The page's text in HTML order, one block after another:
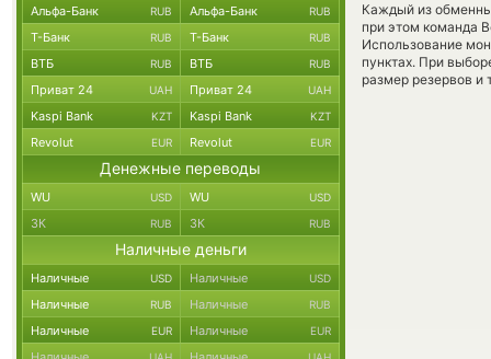
Каждый из
при этом команда
Использование
пунктах. При
размер резервов и
Альфа-Банк RUB Альфа-Банк RUB
Т-Банк RUB Т-Банк RUB
ВТБ RUB ВТБ RUB
Приват 24 UAH Приват 24 UAH
Kaspi Bank KZT Kaspi Bank KZT
Revolut EUR Revolut EUR
Денежные переводы
WU USD WU USD
ЗК RUB ЗК RUB
Наличные деньги
Наличные USD Наличные USD
Наличные RUB Наличные RUB
Наличные EUR Наличные EUR